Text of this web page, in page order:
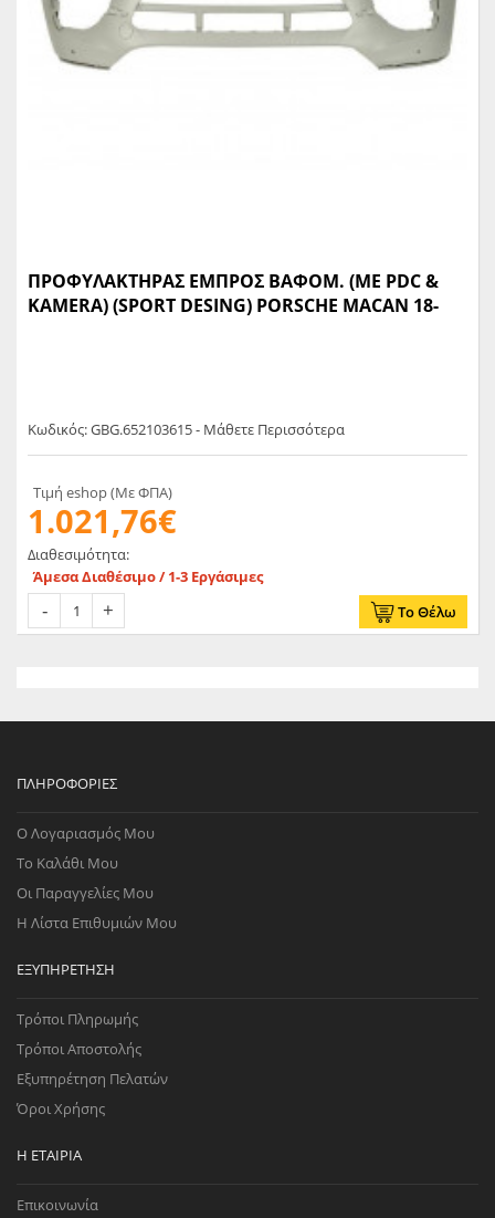
ΠΡΟΦΥΛΑΚΤΗΡΑΣ ΕΜΠΡΟΣ ΒΑΦΟΜ. (ΜΕ PDC &
KAMERA) (SPORT DESING) PORSCHE MACAN 18-
Κωδικός: GBG.652103615 - Μάθετε Περισσότερα
Τιμή eshop (Με ΦΠΑ)
1.021,76€
Διαθεσιμότητα:
Άμεσα Διαθέσιμο / 1-3 Εργάσιμες
Το Θέλω
ΠΛΗΡΟΦΟΡΊΕΣ
Ο Λογαριασμός Μου
Το Καλάθι Μου
Οι Παραγγελίες Μου
Η Λίστα Επιθυμιών Μου
ΕΞΥΠΗΡΈΤΗΣΗ
Τρόποι Πληρωμής
Τρόποι Αποστολής
Εξυπηρέτηση Πελατών
Όροι Χρήσης
Η ΕΤΑΙΡΊΑ
Επικοινωνία